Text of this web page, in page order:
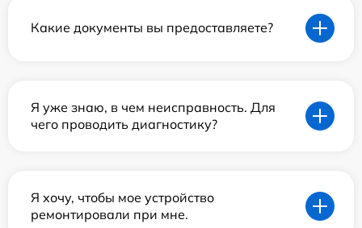
Какие документы вы предоставляете?
Я уже знаю, в чем неисправность. Для
чего проводить диагностику?
Я хочу, чтобы мое устройство
ремонтировали при мне.